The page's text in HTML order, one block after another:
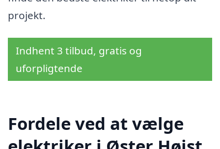
projekt.
Indhent 3 tilbud, gratis og
uforpligtende
Fordele ved at vælge